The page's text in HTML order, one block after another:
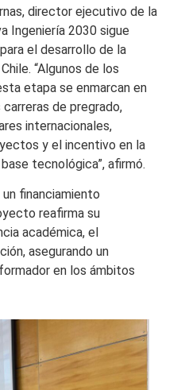
director ejecutivo de la
Ingeniería 2030 sigue
el desarrollo de la
“Algunos de los
etapa se enmarcan en
de pregrado,
internacionales,
y el incentivo en la
tecnológica”, afirmó.
financiamiento
reafirma su
académica, el
asegurando un
en los ámbitos